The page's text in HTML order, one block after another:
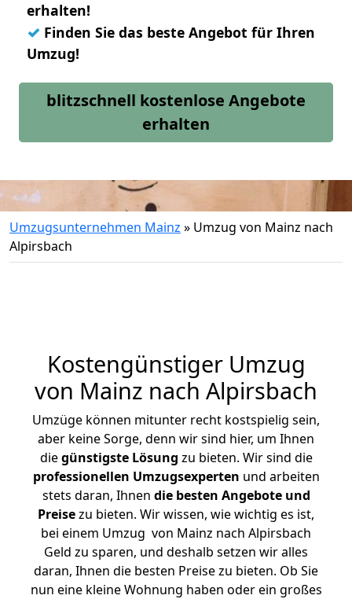
erhalten!
✓ Finden Sie das beste Angebot für Ihren
Umzug!
blitzschnell kostenlose Angebote
erhalten
Umzugsunternehmen Mainz » Umzug von Mainz nach
Alpirsbach
Kostengünstiger Umzug
von Mainz nach Alpirsbach
Umzüge können mitunter recht kostspielig sein,
aber keine Sorge, denn wir sind hier, um Ihnen
diegünstigste Lösung zu bieten. Wir sind die
professionellen Umzugsexperten und arbeiten
stets daran, Ihnen die besten Angebote und
Preisezu bieten. Wir wissen, wie wichtig es ist,
bei einem Umzug von Mainz nach Alpirsbach
Geld zu sparen, und deshalb setzen wir alles
daran, Ihnen die besten Preise zu bieten. Ob Sie
nun eine kleine Wohnung haben oder ein großes